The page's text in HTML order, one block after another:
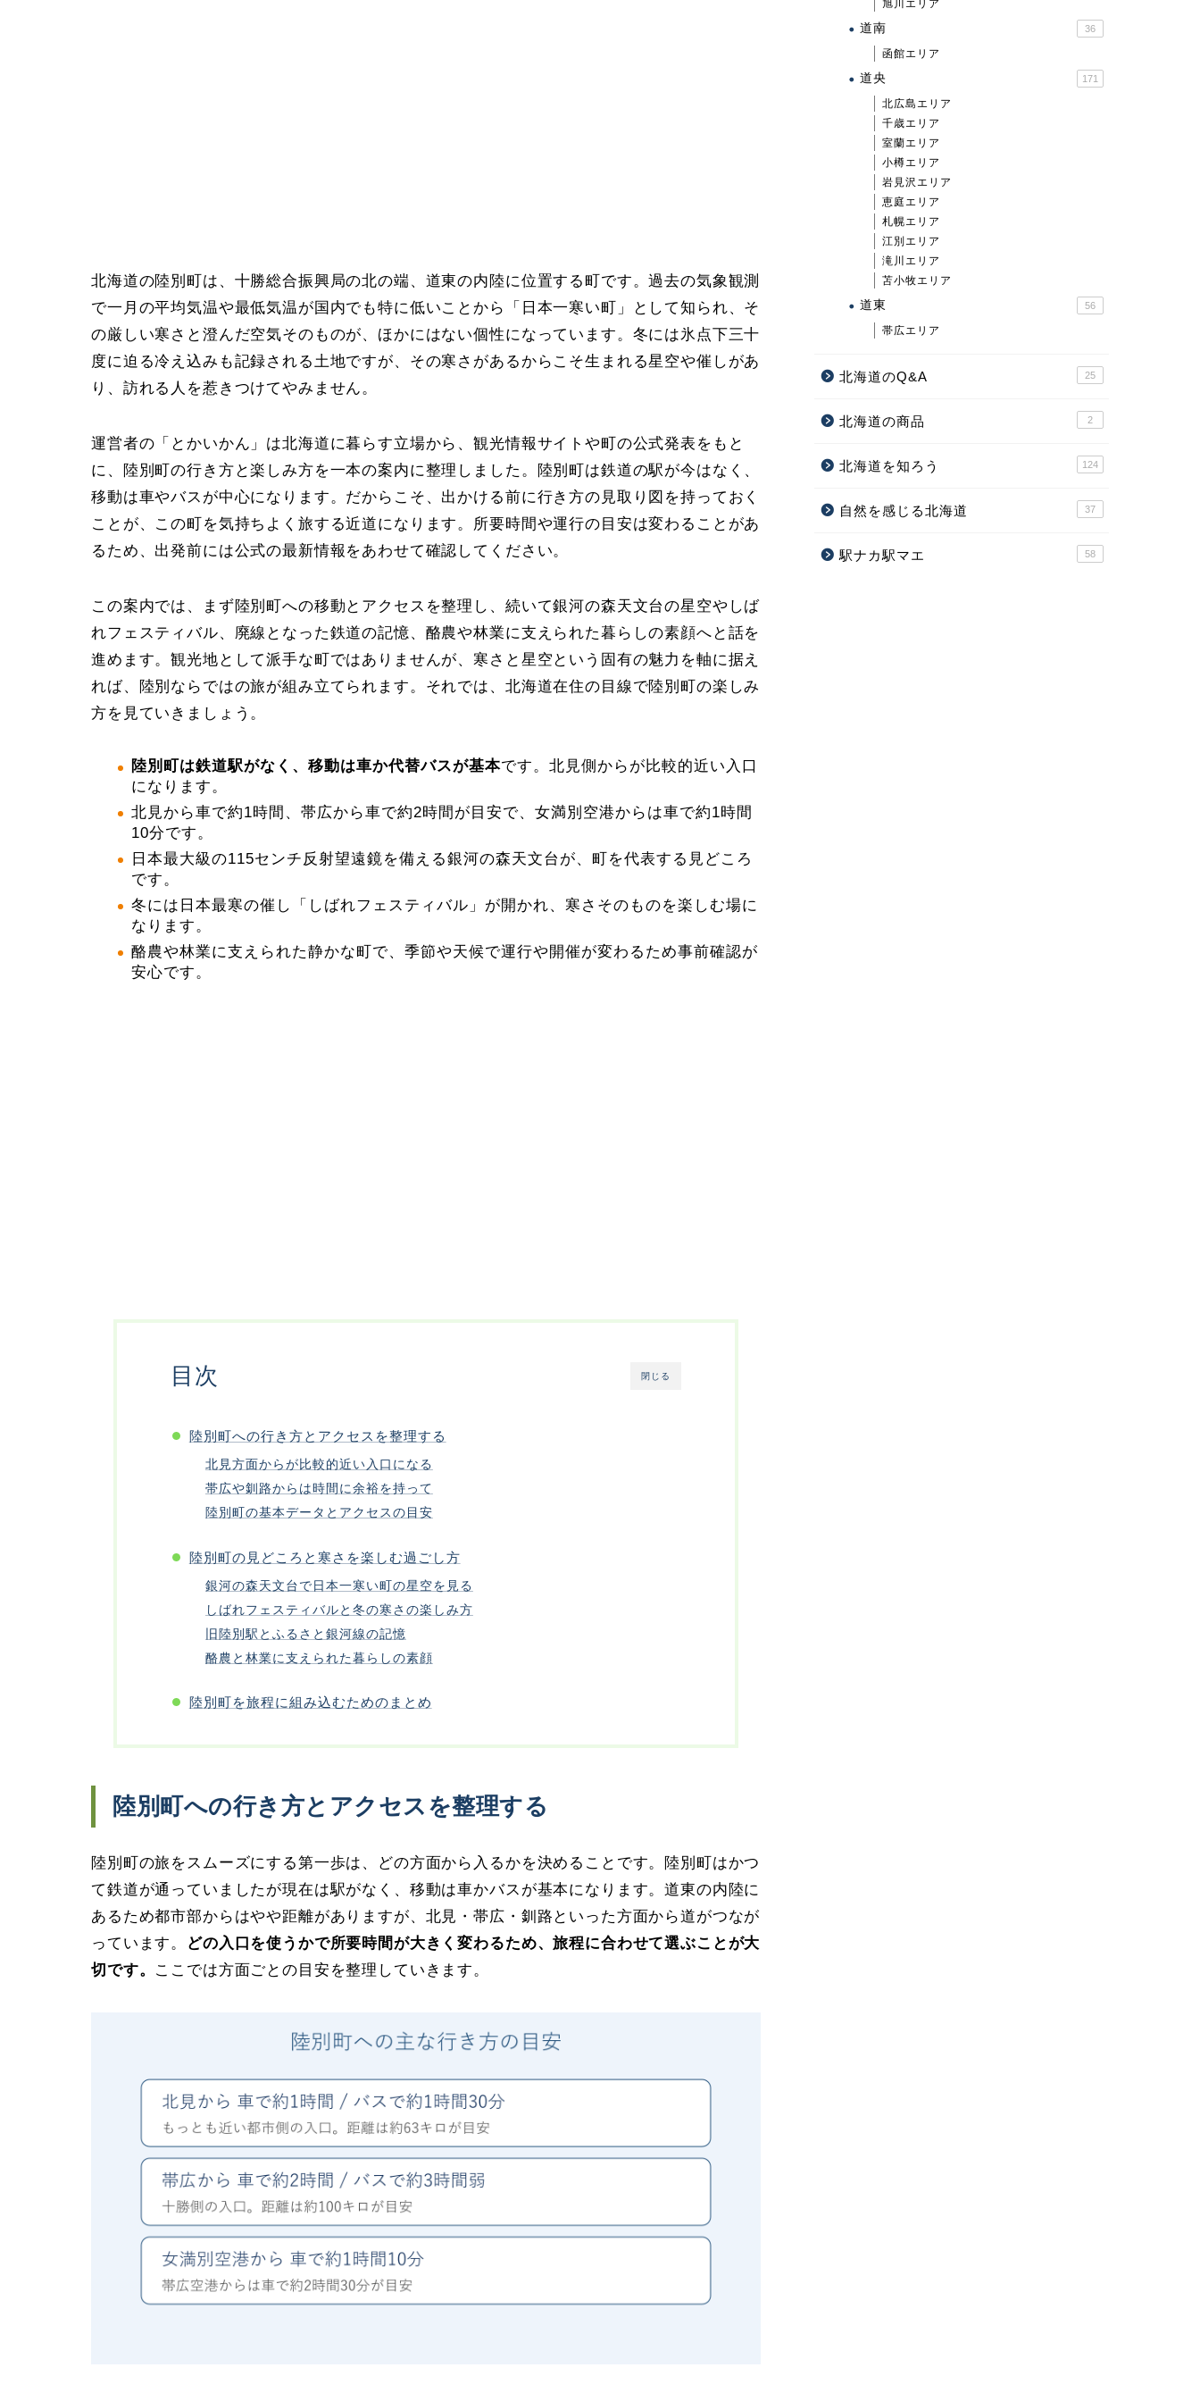
北海道の陸別町は、十勝総合振興局の北の端、道東の内陸に位置する町です。過去の気象観測
で一月の平均気温や最低気温が国内でも特に低いことから「日本一寒い町」として知られ、そ
の厳しい寒さと澄んだ空気そのものが、ほかにはない個性になっています。冬には氷点下三十
度に迫る冷え込みも記録される土地ですが、その寒さがあるからこそ生まれる星空や催しがあ
り、訪れる人を惹きつけてやみません。
運営者の「とかいかん」は北海道に暮らす立場から、観光情報サイトや町の公式発表をもと
に、陸別町の行き方と楽しみ方を一本の案内に整理しました。陸別町は鉄道の駅が今はなく、
移動は車やバスが中心になります。だからこそ、出かける前に行き方の見取り図を持っておく
ことが、この町を気持ちよく旅する近道になります。所要時間や運行の目安は変わることがあ
るため、出発前には公式の最新情報をあわせて確認してください。
この案内では、まず陸別町への移動とアクセスを整理し、続いて銀河の森天文台の星空やしば
れフェスティバル、廃線となった鉄道の記憶、酪農や林業に支えられた暮らしの素顔へと話を
進めます。観光地として派手な町ではありませんが、寒さと星空という固有の魅力を軸に据え
れば、陸別ならではの旅が組み立てられます。それでは、北海道在住の目線で陸別町の楽しみ
方を見ていきましょう。
陸別町は鉄道駅がなく、移動は車か代替バスが基本です。北見側からが比較的近い入口
になります。
北見から車で約1時間、帯広から車で約2時間が目安で、女満別空港からは車で約1時間
10分です。
日本最大級の115センチ反射望遠鏡を備える銀河の森天文台が、町を代表する見どころ
です。
冬には日本最寒の催し「しばれフェスティバル」が開かれ、寒さそのものを楽しむ場に
なります。
酪農や林業に支えられた静かな町で、季節や天候で運行や開催が変わるため事前確認が
安心です。
閉じる
目次
陸別町への行き方とアクセスを整理する
北見方面からが比較的近い入口になる
帯広や釧路からは時間に余裕を持って
陸別町の基本データとアクセスの目安
陸別町の見どころと寒さを楽しむ過ごし方
銀河の森天文台で日本一寒い町の星空を見る
しばれフェスティバルと冬の寒さの楽しみ方
旧陸別駅とふるさと銀河線の記憶
酪農と林業に支えられた暮らしの素顔
陸別町を旅程に組み込むためのまとめ
陸別町への行き方とアクセスを整理する
陸別町の旅をスムーズにする第一歩は、どの方面から入るかを決めることです。陸別町はかつ
て鉄道が通っていましたが現在は駅がなく、移動は車かバスが基本になります。道東の内陸に
あるため都市部からはやや距離がありますが、北見・帯広・釧路といった方面から道がつなが
っています。
どの入口を使うかで所要時間が大きく変わるため、旅程に合わせて選ぶことが大
切です。 ここでは方面ごとの目安を整理していきます。
旭川エリア
道南 36
函館エリア
道央 171
北広島エリア
千歳エリア
室蘭エリア
小樽エリア
岩見沢エリア
恵庭エリア
札幌エリア
江別エリア
滝川エリア
苫小牧エリア
道東 56
帯広エリア
北海道のQ&A 25
北海道の商品 2
北海道を知ろう 124
自然を感じる北海道 37
駅ナカ駅マエ 58